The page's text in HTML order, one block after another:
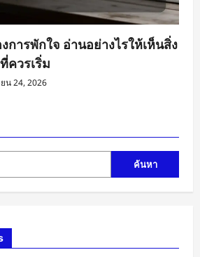
การพักใจ อ่านอย่างไรให้เห็นสิ่ง
ควรเริ่ม
น 24, 2026
ค้นหา